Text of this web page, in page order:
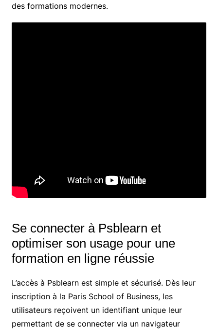
des formations modernes.
Se connecter à Psblearn et
optimiser son usage pour une
formation en ligne réussie
L’accès à Psblearn est simple et sécurisé. Dès leur
inscription à la Paris School of Business, les
utilisateurs reçoivent un identifiant unique leur
permettant de se connecter via un navigateur